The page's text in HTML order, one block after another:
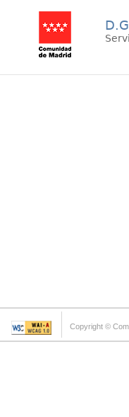
Copyright ©